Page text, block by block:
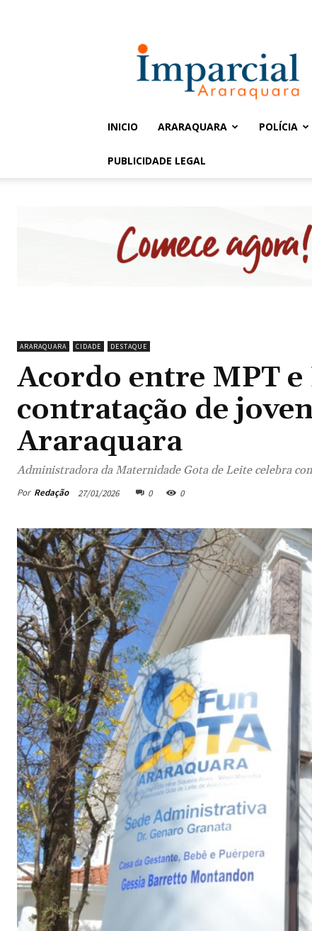
Imparcial
INICIO ARARAQUARA POLÍCIA
PUBLICIDADE LEGAL
ARARAQUARA CIDADE DESTAQUE
Acordo entre MPT
contratação de
Araraquara
Administradora da Maternidade Gota de Leite celebra
Por Redação 27/01/2026 0 0